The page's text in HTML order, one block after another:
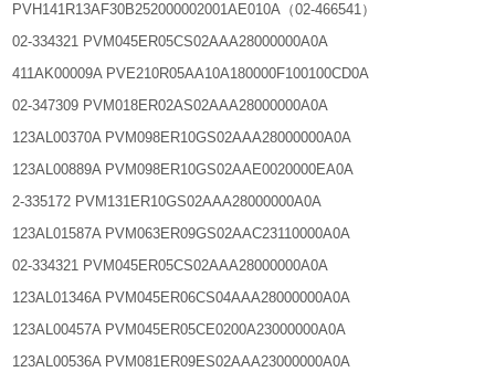
PVH141R13AF30B252000002001AE010A（02-466541）
02-334321 PVM045ER05CS02AAA28000000A0A
411AK00009A PVE210R05AA10A180000F100100CD0A
02-347309 PVM018ER02AS02AAA28000000A0A
123AL00370A PVM098ER10GS02AAA28000000A0A
123AL00889A PVM098ER10GS02AAE0020000EA0A
2-335172 PVM131ER10GS02AAA28000000A0A
123AL01587A PVM063ER09GS02AAC23110000A0A
02-334321 PVM045ER05CS02AAA28000000A0A
123AL01346A PVM045ER06CS04AAA28000000A0A
123AL00457A PVM045ER05CE0200A23000000A0A
123AL00536A PVM081ER09ES02AAA23000000A0A